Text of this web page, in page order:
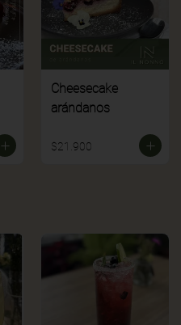
Cheesecake
arándanos
$21.900